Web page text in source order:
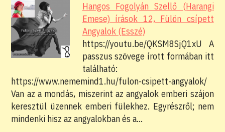
Hangos Fogolyán Szellő (Harangi
Emese) írások 12, Fülön csípett
Angyalok (Esszé)
https://youtu.be/QKSM8SjQ1xU A
passzus szövege írott formában itt
található:
https://www.nememind1.hu/fulon-csipett-angyalok/
Van az a mondás, miszerint az angyalok emberi szájon
keresztül üzennek emberi fülekhez. Egyrészről; nem
mindenki hisz az angyalokban és a…